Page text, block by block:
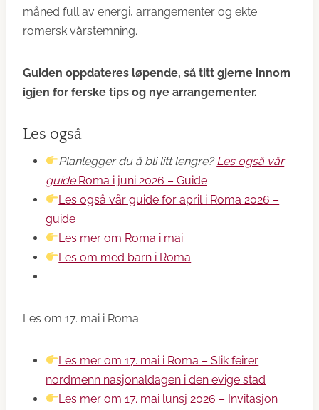
måned full av energi, arrangementer og ekte
romersk vårstemning.
Guiden oppdateres løpende, så titt gjerne innom
igjen for ferske tips og nye arrangementer.
Les også
Planlegger du å bli litt lengre?Les også vår
guide Roma i juni 2026 – Guide
Les også vår guide for april i Roma 2026 –
guide
Les mer om Roma i mai
Les om med barn i Roma
Les om 17. mai i Roma
Les mer om 17. mai i Roma – Slik feirer
nordmenn nasjonaldagen i den evige stad
Les mer om 17. mai lunsj 2026 – Invitasjon